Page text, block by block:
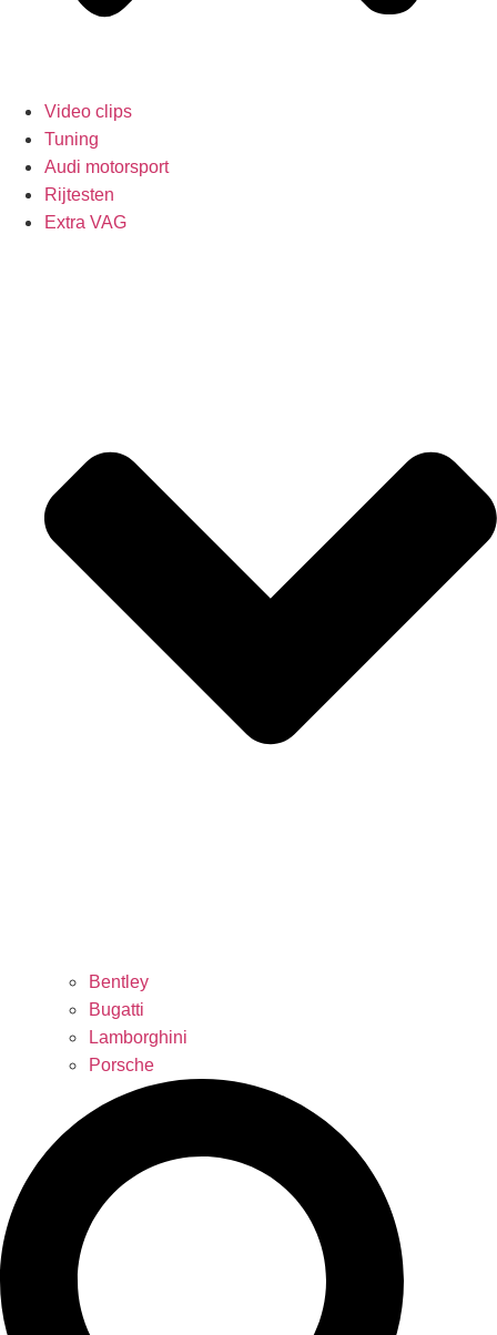
Video clips
Tuning
Audi motorsport
Rijtesten
Extra VAG
Bentley
Bugatti
Lamborghini
Porsche